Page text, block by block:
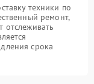
техники по
ремонт,
отслеживать
срока